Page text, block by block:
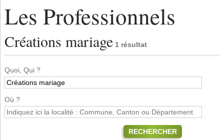
Les Professionnels
Créations mariage 1 résultat
Quoi, Qui ?
Où ?
RECHERCHER